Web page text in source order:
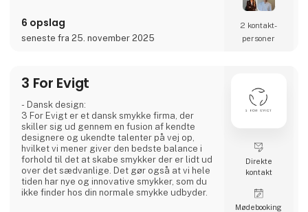
gennemsigtighed og ærlighed er centrale
værdier.
6 opslag
seneste fra 25. november 2025
2 kontakt­
personer
3 For Evigt
- Dansk design:
3 For Evigt er et dansk smykke firma, der
skiller sig ud gennem en fusion af kendte
designere og ukendte talenter på vej op,
hvilket vi mener giver den bedste balance i
forhold til det at skabe smykker der er lidt ud
over det sædvanlige. Det gør også at vi hele
tiden har nye og innovative smykker, som du
ikke finder hos din normale smykke udbyder.
Direkte
kontakt
Møde­booking